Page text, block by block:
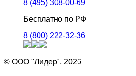
8 (495) 308-00-69
Бесплатно по РФ
8 (800) 222-32-36
© ООО "Лидер", 2026